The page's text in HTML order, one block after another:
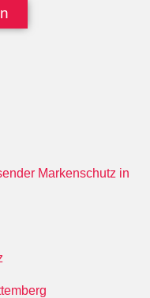
Markenschutz in